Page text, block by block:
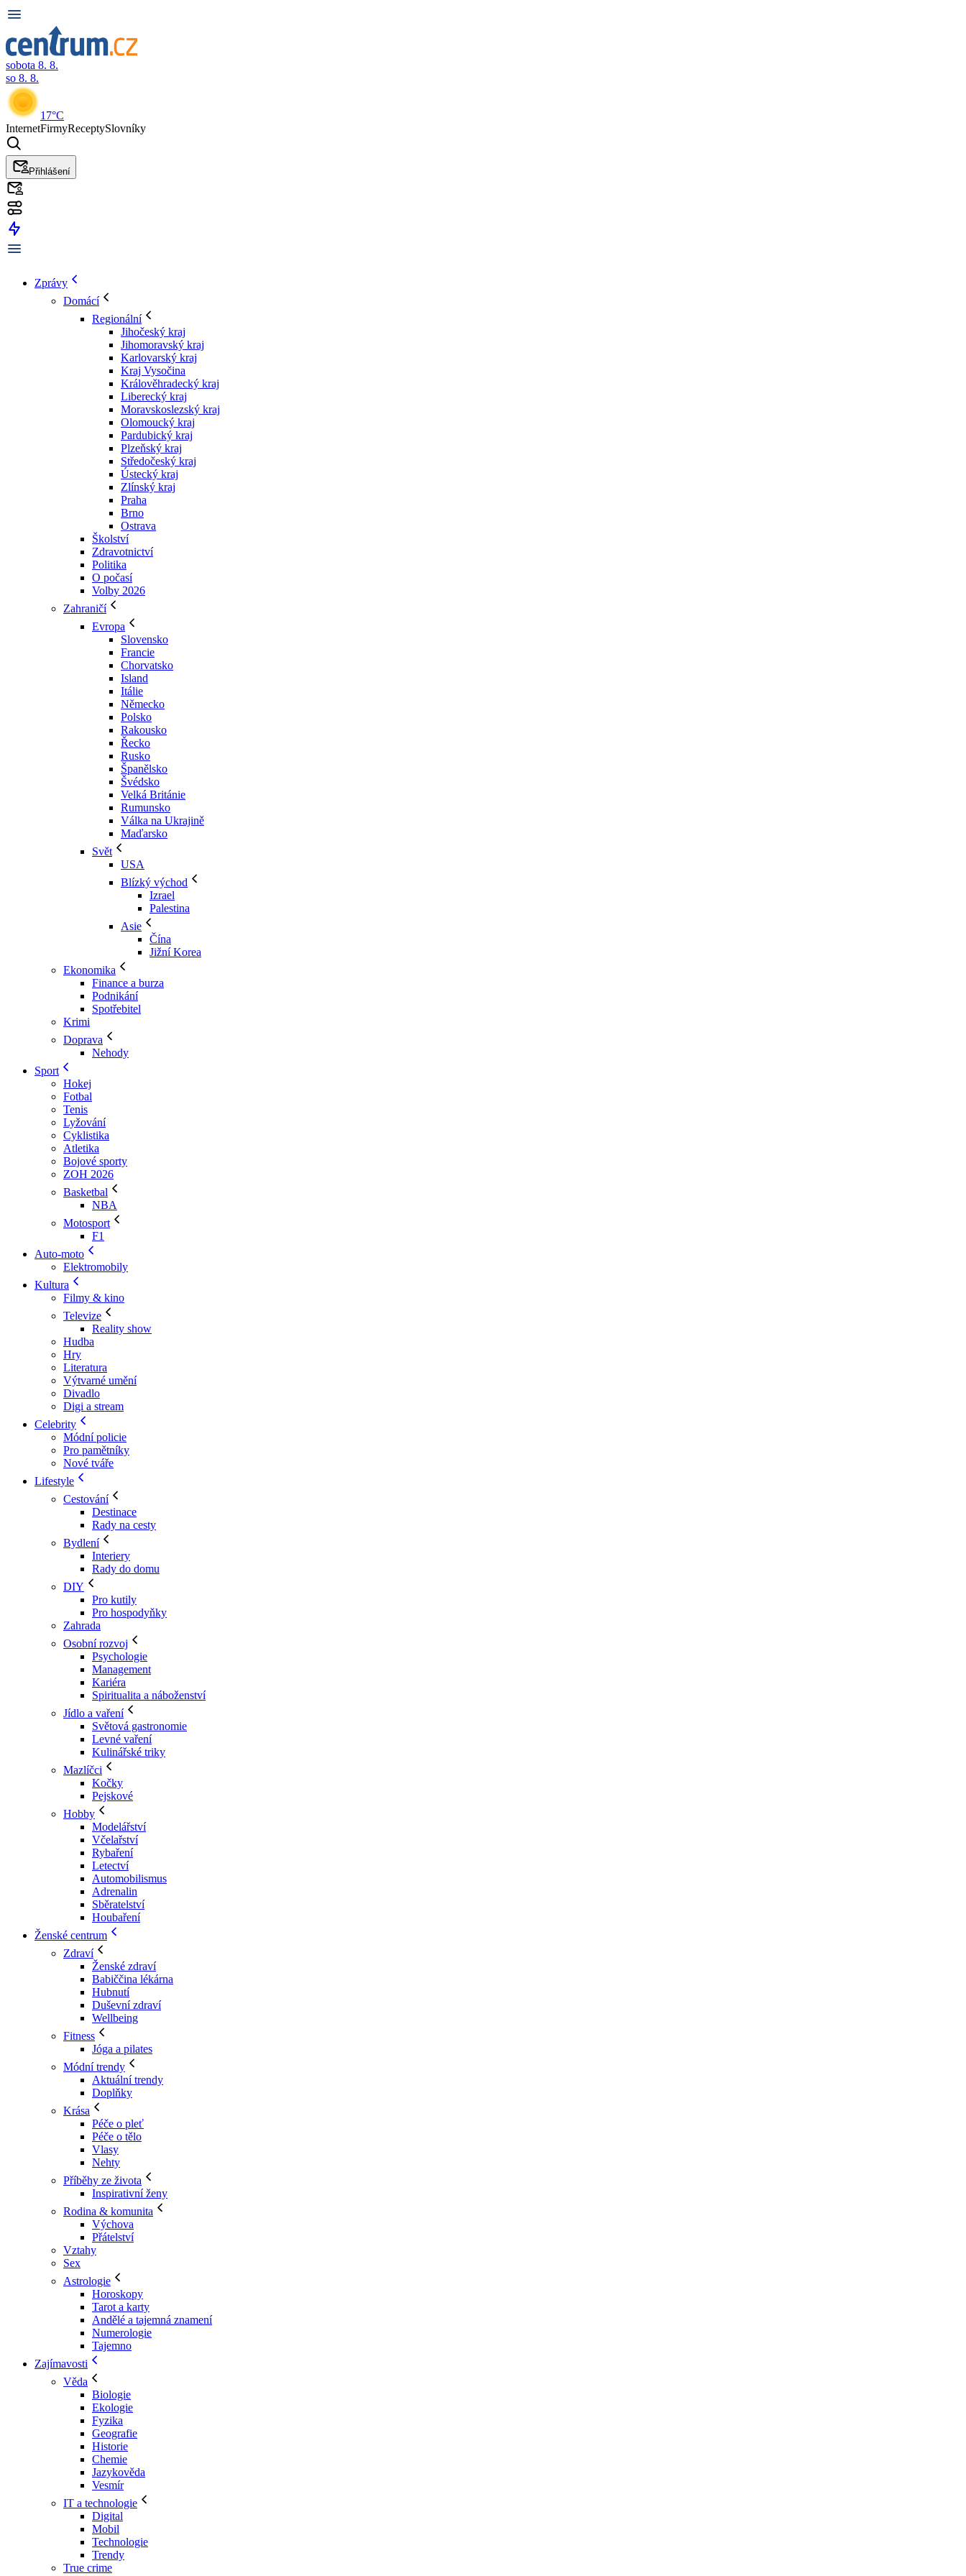
sobota 8. 8.
so 8. 8.
17°C
InternetFirmyReceptySlovníky
Přihlášení
Zprávy
Domácí
Regionální
Jihočeský kraj
Jihomoravský kraj
Karlovarský kraj
Kraj Vysočina
Králověhradecký kraj
Liberecký kraj
Moravskoslezský kraj
Olomoucký kraj
Pardubický kraj
Plzeňský kraj
Středočeský kraj
Ústecký kraj
Zlínský kraj
Praha
Brno
Ostrava
Školství
Zdravotnictví
Politika
O počasí
Volby 2026
Zahraničí
Evropa
Slovensko
Francie
Chorvatsko
Island
Itálie
Německo
Polsko
Rakousko
Řecko
Rusko
Španělsko
Švédsko
Velká Británie
Rumunsko
Válka na Ukrajině
Maďarsko
Svět
USA
Blízký východ
Izrael
Palestina
Asie
Čína
Jižní Korea
Ekonomika
Finance a burza
Podnikání
Spotřebitel
Krimi
Doprava
Nehody
Sport
Hokej
Fotbal
Tenis
Lyžování
Cyklistika
Atletika
Bojové sporty
ZOH 2026
Basketbal
NBA
Motosport
F1
Auto-moto
Elektromobily
Kultura
Filmy & kino
Televize
Reality show
Hudba
Hry
Literatura
Výtvarné umění
Divadlo
Digi a stream
Celebrity
Módní policie
Pro pamětníky
Nové tváře
Lifestyle
Cestování
Destinace
Rady na cesty
Bydlení
Interiery
Rady do domu
DIY
Pro kutily
Pro hospodyňky
Zahrada
Osobní rozvoj
Psychologie
Management
Kariéra
Spiritualita a náboženství
Jídlo a vaření
Světová gastronomie
Levné vaření
Kulinářské triky
Mazlíčci
Kočky
Pejskové
Hobby
Modelářství
Včelařství
Rybaření
Letectví
Automobilismus
Adrenalin
Sběratelství
Houbaření
Ženské centrum
Zdraví
Ženské zdraví
Babiččina lékárna
Hubnutí
Duševní zdraví
Wellbeing
Fitness
Jóga a pilates
Módní trendy
Aktuální trendy
Doplňky
Krása
Péče o pleť
Péče o tělo
Vlasy
Nehty
Příběhy ze života
Inspirativní ženy
Rodina & komunita
Výchova
Přátelství
Vztahy
Sex
Astrologie
Horoskopy
Tarot a karty
Andělé a tajemná znamení
Numerologie
Tajemno
Zajímavosti
Věda
Biologie
Ekologie
Fyzika
Geografie
Historie
Chemie
Jazykověda
Vesmír
IT a technologie
Digital
Mobil
Technologie
Trendy
True crime